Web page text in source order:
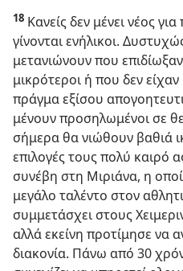
18 Κανείς δεν μένει νέος
γίνονται ενήλικοι.
μετανιώνουν που
μικρότεροι ή που δεν
πράγμα εξίσου
μένουν προσηλωμένοι σε
σήμερα θα νιώθουν βαθιά
επιλογές τους πολύ καιρό
συνέβη στη Μιριάνα, η
μεγάλο ταλέντο στον
συμμετάσχει στους
αλλά εκείνη προτίμησε να
διακονία. Πάνω από 30